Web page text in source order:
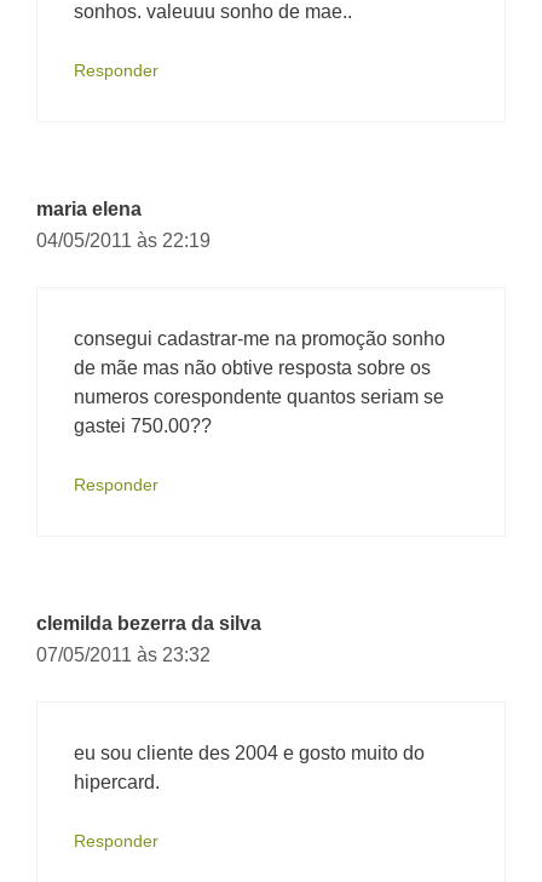
sonhos. valeuuu sonho de mae..
Responder
maria elena
04/05/2011 às 22:19
consegui cadastrar-me na promoção sonho
de mãe mas não obtive resposta sobre os
numeros corespondente quantos seriam se
gastei 750.00??
Responder
clemilda bezerra da silva
07/05/2011 às 23:32
eu sou cliente des 2004 e gosto muito do
hipercard.
Responder